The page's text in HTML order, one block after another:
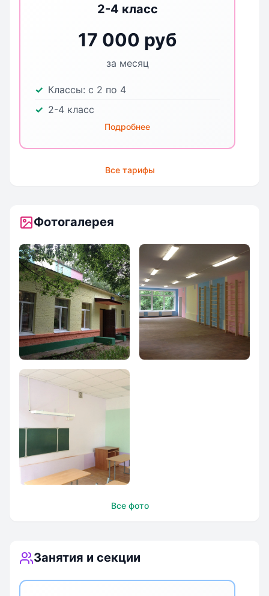
2-4 класс
17 000 руб
за месяц
Классы: с 2 по 4
2-4 класс
Подробнее
Все тарифы
Фотогалерея
Образовательный
центр им. С.Н.
Олехника
ОбразовательныйВсе фото
Занятия и секции